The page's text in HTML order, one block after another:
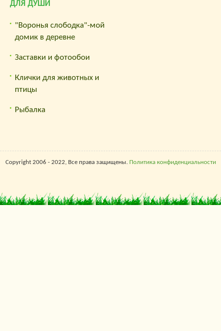
ДЛЯ ДУШИ
"Воронья слободка"-мой
домик в деревне
Заставки и фотообои
Клички для животных и
птицы
Рыбалка
Copyright 2006 - 2022, Все права защищены. Политика конфиденциальности